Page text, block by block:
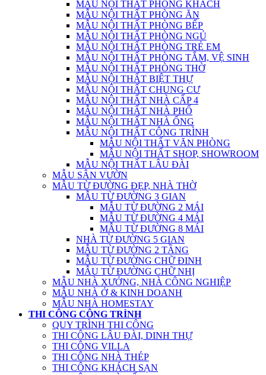
MẪU NỘI THẤT PHÒNG KHÁCH
MẪU NỘI THẤT PHÒNG ĂN
MẪU NỘI THẤT PHÒNG BẾP
MẪU NỘI THẤT PHÒNG NGỦ
MẪU NỘI THẤT PHÒNG TRẺ EM
MẪU NỘI THẤT PHÒNG TẮM, VỆ SINH
MẪU NỘI THẤT PHÒNG THỜ
MẪU NỘI THẤT BIỆT THỰ
MẪU NỘI THẤT CHUNG CƯ
MẪU NỘI THẤT NHÀ CẤP 4
MẪU NỘI THẤT NHÀ PHỐ
MẪU NỘI THẤT NHÀ ỐNG
MẪU NỘI THẤT CÔNG TRÌNH
MẪU NỘI THẤT VĂN PHÒNG
MẪU NỘI THẤT SHOP, SHOWROOM
MẪU NỘI THẤT LÂU ĐÀI
MẪU SÂN VƯỜN
MẪU TỪ ĐƯỜNG ĐẸP, NHÀ THỜ
MẪU TỪ ĐƯỜNG 3 GIAN
MẪU TỪ ĐƯỜNG 2 MÁI
MẪU TỪ ĐƯỜNG 4 MÁI
MẪU TỪ ĐƯỜNG 8 MÁI
NHÀ TỪ ĐƯỜNG 5 GIAN
MẪU TỪ ĐƯỜNG 2 TẦNG
MẪU TỪ ĐƯỜNG CHỮ ĐINH
MẪU TỪ ĐƯỜNG CHỮ NHỊ
MẪU NHÀ XƯỞNG, NHÀ CÔNG NGHIỆP
MẪU NHÀ Ở & KINH DOANH
MẪU NHÀ HOMESTAY
THI CÔNG CÔNG TRÌNH
QUY TRÌNH THI CÔNG
THI CÔNG LÂU ĐÀI, DINH THỰ
THI CÔNG VILLA
THI CÔNG NHÀ THÉP
THI CÔNG KHÁCH SẠN